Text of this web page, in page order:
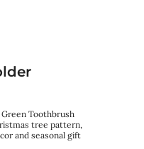
Green Toothbrush
tree pattern,
and seasonal gift